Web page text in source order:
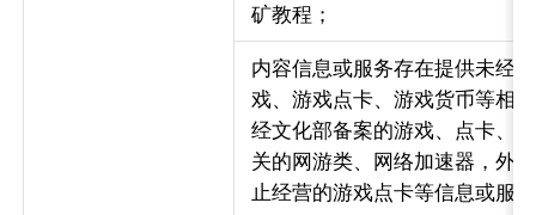
矿教程；
内容信息或服务存在提供未经
戏、游戏点卡、游戏货币等相
经文化部备案的游戏、点卡、
关的网游类、网络加速器，外
止经营的游戏点卡等信息或服